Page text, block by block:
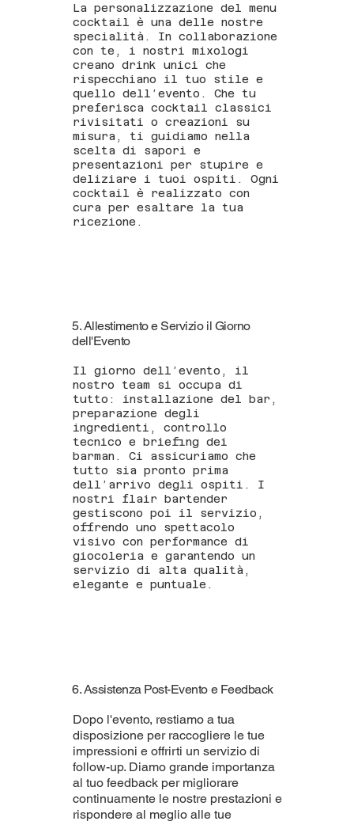
La personalizzazione del menu
cocktail è una delle nostre
specialità. In collaborazione
con te, i nostri mixologi
creano drink unici che
rispecchiano il tuo stile e
quello dell’evento. Che tu
preferisca cocktail classici
rivisitati o creazioni su
misura, ti guidiamo nella
scelta di sapori e
presentazioni per stupire e
deliziare i tuoi ospiti. Ogni
cocktail è realizzato con
cura per esaltare la tua
ricezione.
5. Allestimento e Servizio il Giorno
dell'Evento
Il giorno dell’evento, il
nostro team si occupa di
tutto: installazione del bar,
preparazione degli
ingredienti, controllo
tecnico e briefing dei
barman. Ci assicuriamo che
tutto sia pronto prima
dell’arrivo degli ospiti. I
nostri flair bartender
gestiscono poi il servizio,
offrendo uno spettacolo
visivo con performance di
giocoleria e garantendo un
servizio di alta qualità,
elegante e puntuale.
6. Assistenza Post-Evento e Feedback
Dopo l'evento, restiamo a tua
disposizione per raccogliere le tue
impressioni e offrirti un servizio di
follow-up. Diamo grande importanza
al tuo feedback per migliorare
continuamente le nostre prestazioni e
rispondere al meglio alle tue